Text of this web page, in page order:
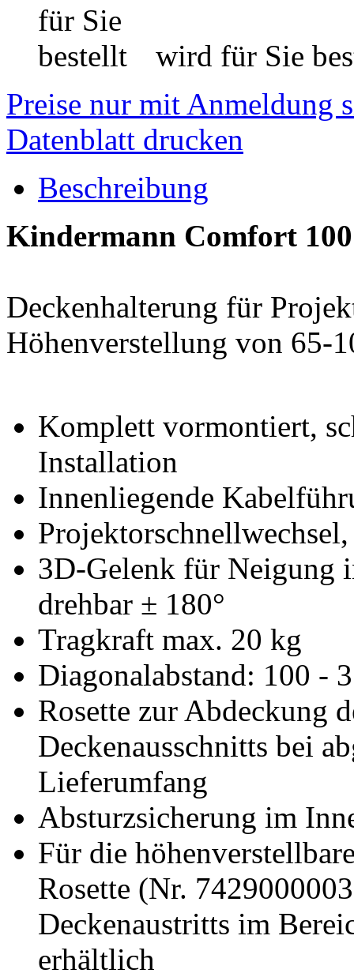
wird für Sie
Preise nur mit Anmeldung
Datenblatt drucken
Beschreibung
Kindermann Comfort
Deckenhalterung für
Höhenverstellung von 65-
Komplett vormontiert,
Installation
Innenliegende
3D-Gelenk für Neigung
drehbar ± 180°
Tragkraft max. 20 kg
Diagonalabstand: 100 -
Rosette zur Abdeckung
Deckenausschnitts bei
Lieferumfang
Absturzsicherung im
Für die
Rosette (Nr.
Deckenaustritts im
erhältlich